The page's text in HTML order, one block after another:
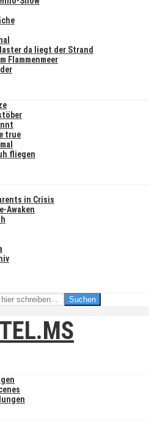
da liegt der Strand
Flammenmeer
true
fliegen
in Crisis
Awaken
Suchen